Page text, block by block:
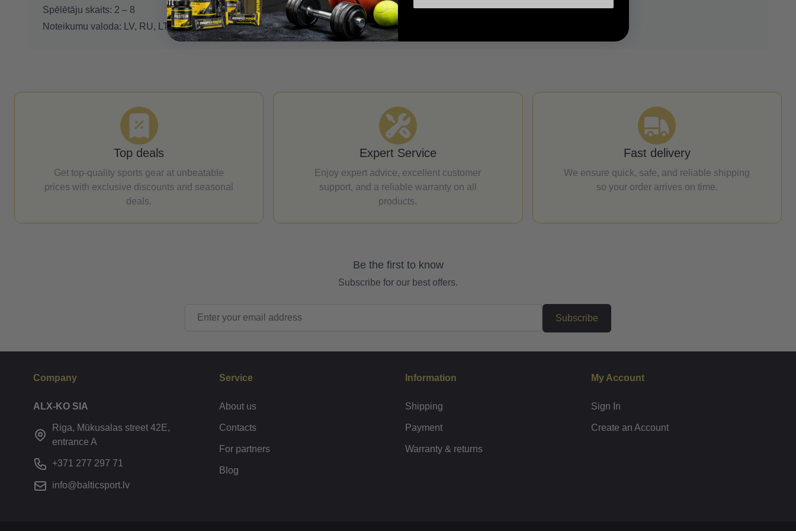
Spēlētāju skaits: 2 – 8
Noteikumu valoda: LV, RU, LT, EE, vai EN
Top deals
Get top-quality sports gear at unbeatable
prices with exclusive discounts and seasonal
deals.
Expert Service
Enjoy expert advice, excellent customer
support, and a reliable warranty on all
products.
Fast delivery
We ensure quick, safe, and reliable shipping
so your order arrives on time.
Be the first to know
Subscribe for our best offers.
Subscribe
Company
ALX-KO SIA
Riga, Mūkusalas street 42E,
entrance A
+371 277 297 71
info@balticsport.lv
Service
About us
Contacts
For partners
Blog
Information
Shipping
Payment
Warranty & returns
My Account
Sign In
Create an Account